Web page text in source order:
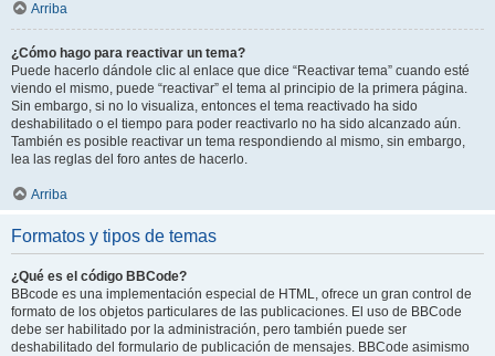
Arriba
¿Cómo hago para reactivar un tema?
Puede hacerlo dándole clic al enlace que dice “Reactivar tema” cuando esté
viendo el mismo, puede “reactivar” el tema al principio de la primera página.
Sin embargo, si no lo visualiza, entonces el tema reactivado ha sido
deshabilitado o el tiempo para poder reactivarlo no ha sido alcanzado aún.
También es posible reactivar un tema respondiendo al mismo, sin embargo,
lea las reglas del foro antes de hacerlo.
Arriba
Formatos y tipos de temas
¿Qué es el código BBCode?
BBcode es una implementación especial de HTML, ofrece un gran control de
formato de los objetos particulares de las publicaciones. El uso de BBCode
debe ser habilitado por la administración, pero también puede ser
deshabilitado del formulario de publicación de mensajes. BBCode asimismo